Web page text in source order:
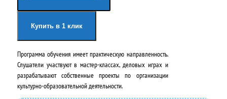
ч
а
л
ь
я
ц
е
н
а
Купить в 1 клик
Программа обучения имеет практическую направленность.
Слушатели участвуют в мастер-классах, деловых играх и
разрабатывают собственные проекты по организации
культурно-образовательной деятельности.